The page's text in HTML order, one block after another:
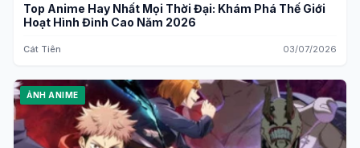
Top Anime Hay Nhất Mọi Thời Đại: Khám Phá Thế Giới
Hoạt Hình Đỉnh Cao Năm 2026
Cát Tiên 03/07/2026
ẢNH ANIME